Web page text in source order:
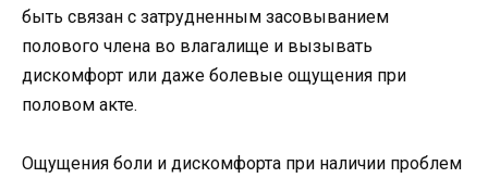
быть связан с затрудненным засовыванием
полового члена во влагалище и вызывать
дискомфорт или даже болевые ощущения при
половом акте.
Ощущения боли и дискомфорта при наличии проблем